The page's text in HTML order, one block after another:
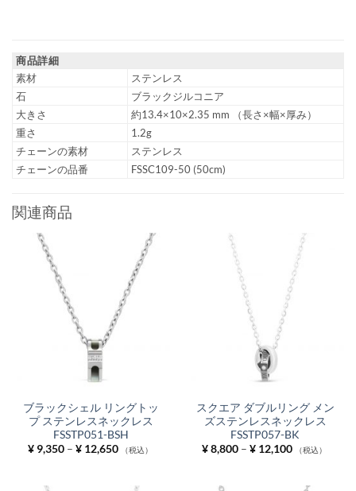
商品詳細
素材
ステンレス
石
ブラックジルコニア
大きさ
約13.4×10×2.35 mm （長さ×幅×厚み）
重さ
1.2g
チェーンの素材
ステンレス
チェーンの品番
FSSC109-50 (50cm)
関連商品
ブラックシェル リングトッ
プ ステンレスネックレス
FSSTP051-BSH
¥9,350 – ¥12,650価
格
（税込）
スクエア ダブルリング メン
ズステンレスネックレス
FSSTP057-BK
¥8,800 – ¥12,100価
格
（税込）